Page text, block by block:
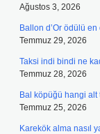
Ağustos 3, 2026
Ballon d’Or ödülü
Temmuz 29, 2026
Taksi indi bindi ne
Temmuz 28, 2026
Bal köpüğü hangi alt
Temmuz 25, 2026
Karekök alma nasıl